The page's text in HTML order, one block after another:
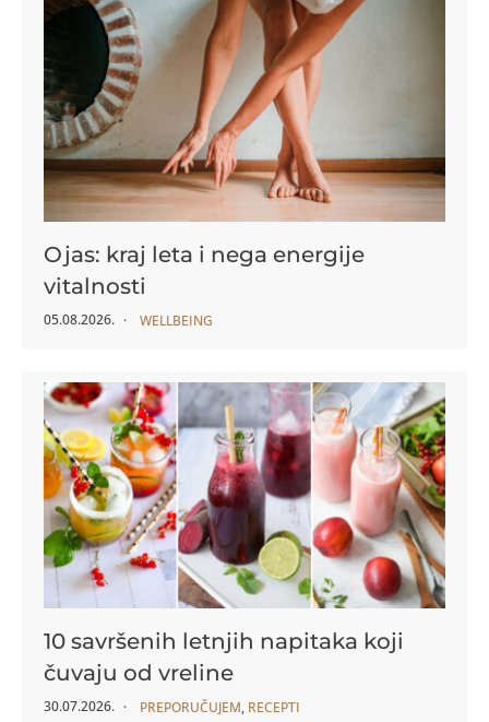
Ojas: kraj leta i nega energije
vitalnosti
05.08.2026. WELLBEING
10 savršenih letnjih napitaka koji
čuvaju od vreline
30.07.2026. PREPORUČUJEM, RECEPTI